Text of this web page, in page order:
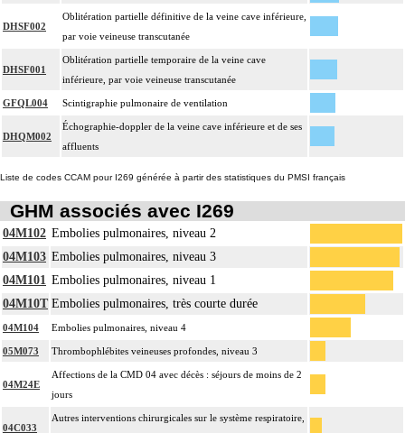
DHSF002
Oblitération partielle définitive de la veine cave inférieure,
par voie veineuse transcutanée
DHSF001
Oblitération partielle temporaire de la veine cave
inférieure, par voie veineuse transcutanée
GFQL004 Scintigraphie pulmonaire de ventilation
DHQM002
Échographie-doppler de la veine cave inférieure et de ses
affluents
Liste de codes CCAM pour I269 générée à partir des statistiques du PMSI français
GHM associés avec I269
04M102 Embolies pulmonaires, niveau 2
04M103 Embolies pulmonaires, niveau 3
04M101 Embolies pulmonaires, niveau 1
04M10T Embolies pulmonaires, très courte durée
04M104 Embolies pulmonaires, niveau 4
05M073 Thrombophlébites veineuses profondes, niveau 3
04M24E
Affections de la CMD 04 avec décès : séjours de moins de 2
jours
04C033
Autres interventions chirurgicales sur le système respiratoire,